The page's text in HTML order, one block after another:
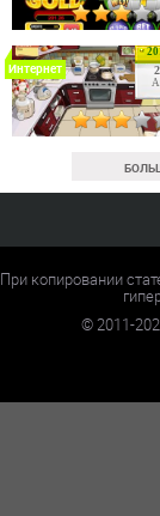
Интернет
При копировании
©2011-